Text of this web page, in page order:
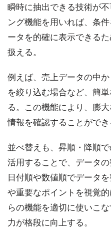
瞬時に抽出できる技術が
ング機能を用いれば、条
ータを的確に表示できる
扱える。
例えば、売上データの中
を絞り込む場合など、簡
る。この機能により、膨
情報を確認することがで
並べ替えも、昇順・降順
活用することで、データの
日付順や数値順でデータ
や重要なポイントを視覚
らの機能を適切に使いこ
力が格段に向上する。